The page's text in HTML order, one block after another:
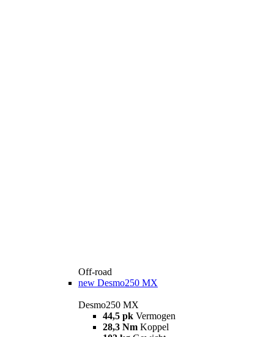
Off-road
new Desmo250 MX
Desmo250 MX
44,5 pk Vermogen
28,3 Nm Koppel